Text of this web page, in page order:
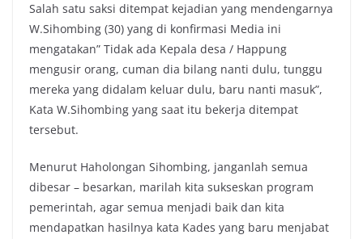
Salah satu saksi ditempat kejadian yang mendengarnya
W.Sihombing (30) yang di konfirmasi Media ini
mengatakan” Tidak ada Kepala desa / Happung
mengusir orang, cuman dia bilang nanti dulu, tunggu
mereka yang didalam keluar dulu, baru nanti masuk”,
Kata W.Sihombing yang saat itu bekerja ditempat
tersebut.
Menurut Haholongan Sihombing, janganlah semua
dibesar – besarkan, marilah kita sukseskan program
pemerintah, agar semua menjadi baik dan kita
mendapatkan hasilnya kata Kades yang baru menjabat